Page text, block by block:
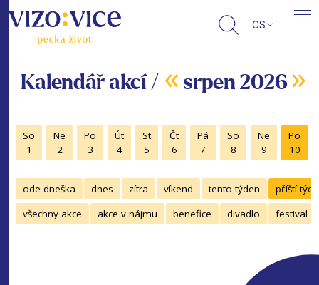
CS
Kalendář akcí / « srpen 2026 »
So
1
Ne
2
Po
3
Út
4
St
5
Čt
6
Pá
7
So
8
Ne
9
Po
10
ode dneška dnes zítra víkend tento týden
příští
všechny akce
akce v nájmu benefice divadlo festival